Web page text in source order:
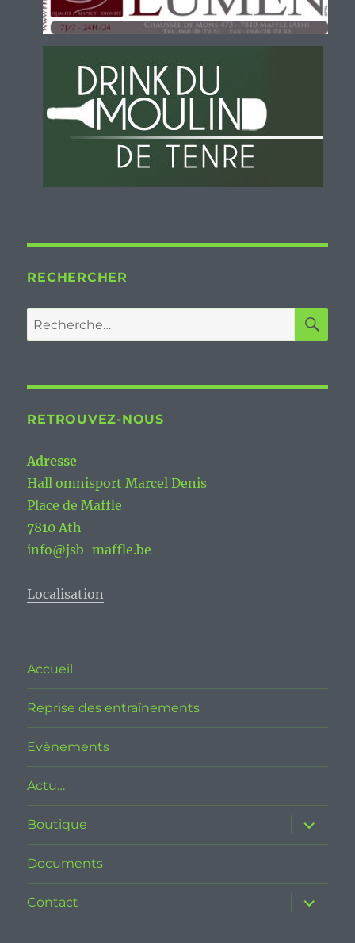
RECHERCHER
Recherche
pour :
RETROUVEZ-NOUS
Adresse
Hall omnisport Marcel Denis
Place de Maffle
7810 Ath
info@jsb-maffle.be
Localisation
Accueil
Reprise des entraînements
Evènements
Actu…
Boutique
ouvrir
le
sous-
Documents
Contact
ouvrir
le
sous-